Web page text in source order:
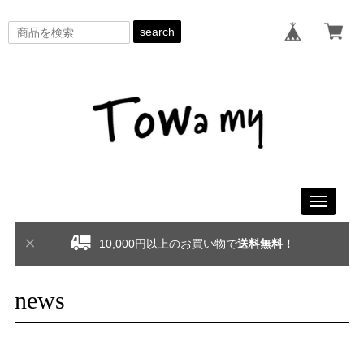
search
Toggle
10,000円以上のお買い物で送料無料！
news